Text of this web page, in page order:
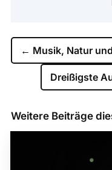
← Musik, Natur
Dreißigste
Weitere Beiträge